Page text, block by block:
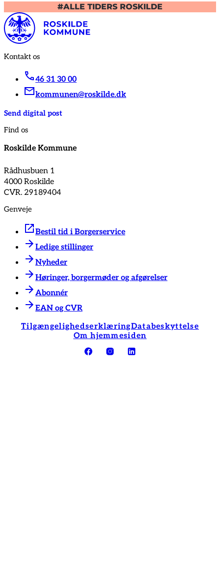
#ALLE TIDERS ROSKILDE
Kontakt os
46 31 30 00
kommunen@roskilde.dk
Send digital post
Find os
Roskilde Kommune
Rådhusbuen 1
4000 Roskilde
CVR. 29189404
Genveje
Bestil tid i Borgerservice
Ledige stillinger
Nyheder
Høringer, borgermøder og afgørelser
Abonnér
EAN og CVR
TilgængelighedserklæringDatabeskyttelse
Om hjemmesiden